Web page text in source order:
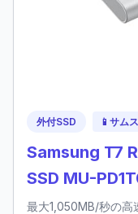
外付SSD 📱 サム
Samsung T7
SSD MU-
最大1,050MB/秒の高